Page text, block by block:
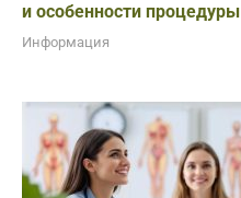
и особенности процедуры
Информация